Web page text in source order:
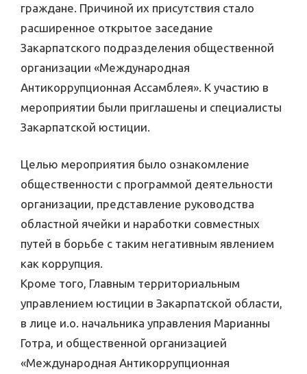
граждане. Причиной их присутствия стало
расширенное открытое заседание
Закарпатского подразделения общественной
организации «Международная
Антикоррупционная Ассамблея». К участию в
мероприятии были приглашены и специалисты
Закарпатской юстиции.
Целью мероприятия было ознакомление
общественности с программой деятельности
организации, представление руководства
областной ячейки и наработки совместных
путей в борьбе с таким негативным явлением
как коррупция.
Кроме того, Главным территориальным
управлением юстиции в Закарпатской области,
в лице и.о. начальника управления Марианны
Готра, и общественной организацией
«Международная Антикоррупционная